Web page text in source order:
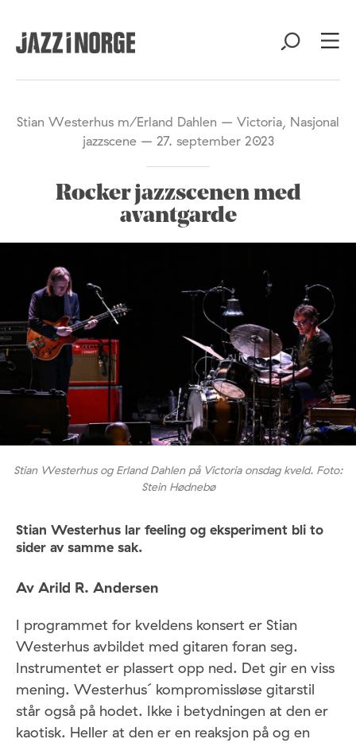
Stian Westerhus m/Erland Dahlen – Victoria, Nasjonal
jazzscene – 27. september 2023
Rocker jazzscenen med
avantgarde
Stian Westerhus og Erland Dahlen på Victoria onsdag kveld. Foto:
Stein Hødnebø
Stian Westerhus lar feeling og eksperiment bli to
sider av samme sak.
Av Arild R. Andersen
I programmet for kveldens konsert er Stian
Westerhus avbildet med gitaren foran seg.
Instrumentet er plassert opp ned. Det gir en viss
mening. Westerhus´ kompromissløse gitarstil
står også på hodet. Ikke i betydningen at den er
kaotisk. Heller at den er en reaksjon på og en